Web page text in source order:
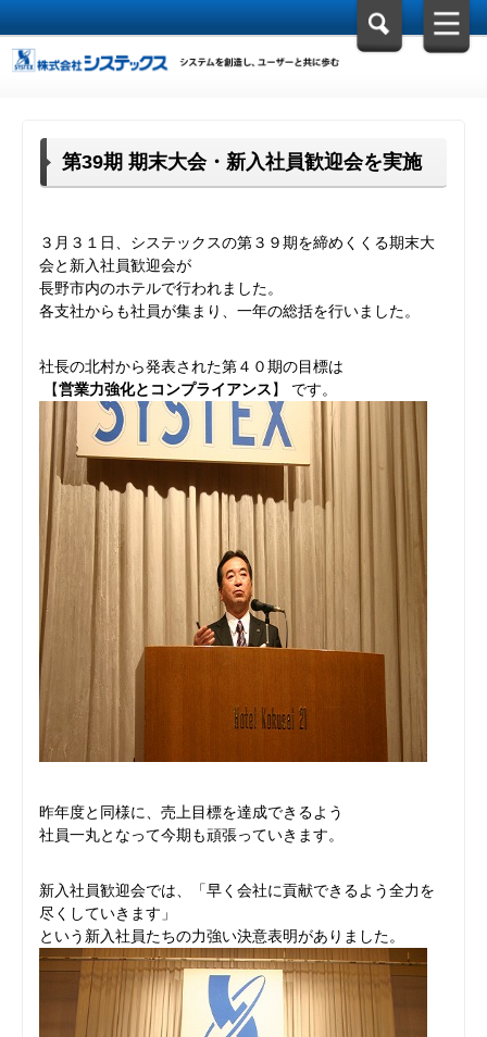
第39期 期末大会・新入社員歓迎会を実施
３月３１日、システックスの第３９期を締めくくる期末大
会と新入社員歓迎会が
長野市内のホテルで行われました。
各支社からも社員が集まり、一年の総括を行いました。
社長の北村から発表された第４０期の目標は
【営業力強化とコンプライアンス】 です。
昨年度と同様に、売上目標を達成できるよう
社員一丸となって今期も頑張っていきます。
新入社員歓迎会では、「早く会社に貢献できるよう全力を
尽くしていきます」
という新入社員たちの力強い決意表明がありました。